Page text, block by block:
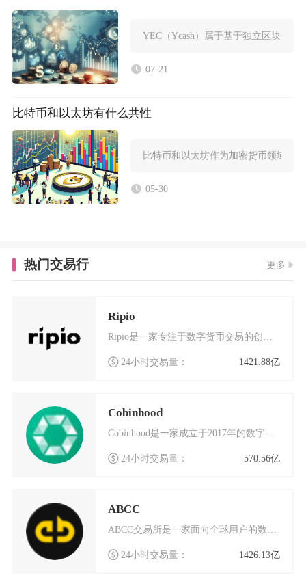
YEC（Ycash）属于基于独立区块链
07-21
比特币和以太坊有什么共性
比特币和以太坊作为加密货币领域的
05-30
热门交易行 更多
Ripio
24小时交易量： 1421.88亿
Cobinhood
Cobinhood是一家成立于2017年的数字货币交易平台，以其独特的零手续费模式在行业内
24小时交易量： 570.56亿
ABCC
24小时交易量： 1426.13亿